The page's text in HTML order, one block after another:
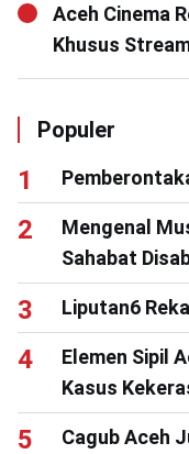
Aceh Cinema
Khusus
Populer
Mengenal
Sahabat
Liputan6
Elemen Sipil
Kasus
Cagub Aceh